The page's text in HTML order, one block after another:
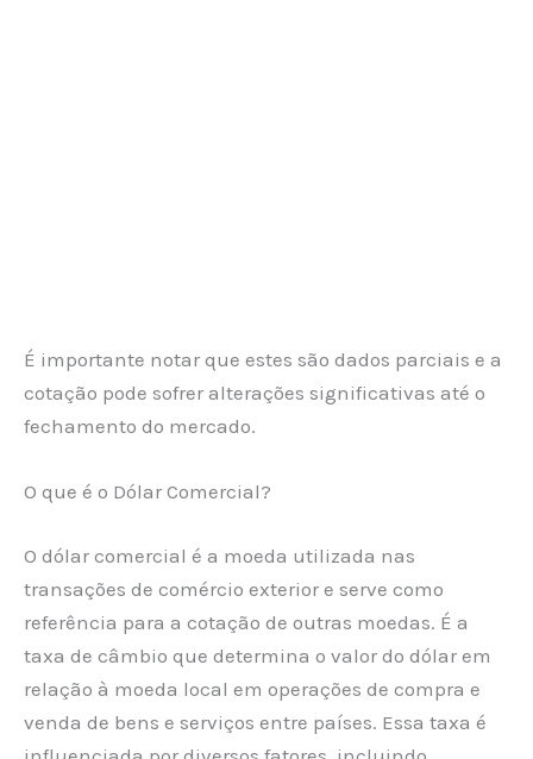
É importante notar que estes são dados parciais e a
cotação pode sofrer alterações significativas até o
fechamento do mercado.
O que é o Dólar Comercial?
O dólar comercial é a moeda utilizada nas
transações de comércio exterior e serve como
referência para a cotação de outras moedas. É a
taxa de câmbio que determina o valor do dólar em
relação à moeda local em operações de compra e
venda de bens e serviços entre países. Essa taxa é